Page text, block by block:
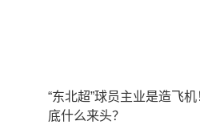
“东北超”球员主业是造飞
底什么来头？